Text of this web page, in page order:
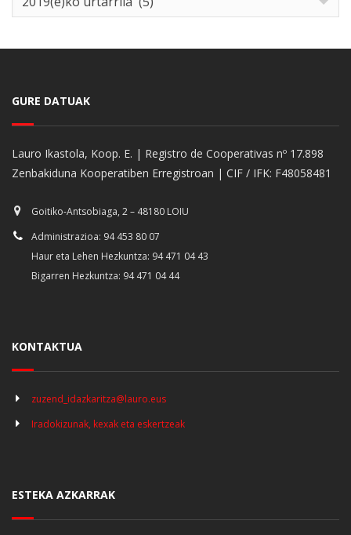
GURE DATUAK
Lauro Ikastola, Koop. E. | Registro de Cooperativas nº 17.898
Zenbakiduna Kooperatiben Erregistroan | CIF / IFK: F48058481
Goitiko-Antsobiaga, 2 – 48180 LOIU
Administrazioa: 94 453 80 07
Haur eta Lehen Hezkuntza: 94 471 04 43
Bigarren Hezkuntza: 94 471 04 44
KONTAKTUA
zuzend_idazkaritza@lauro.eus
Iradokizunak, kexak eta eskertzeak
ESTEKA AZKARRAK